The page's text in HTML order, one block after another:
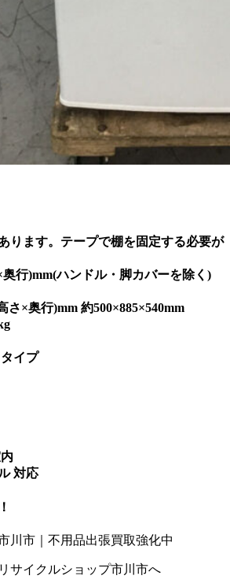
ります。テープで棚を固定する必要が
奥行)mm(ハンドル・脚カバーを除く)
さ×奥行)mm 約500×885×540mm
イプ
対応
川市｜不用品出張買取強化中
サイクルショップ市川市へ